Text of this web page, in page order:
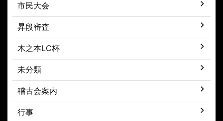
市民大会
昇段審査
木之本LC杯
未分類
稽古会案内
行事